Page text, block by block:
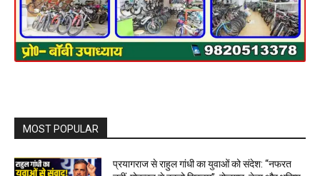
MOST POPULAR
प्रयागराज से राहुल गांधी का युवाओं को संदेश: “नफरत